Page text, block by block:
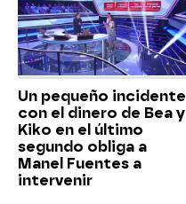
Un pequeño incidente
con el dinero de Bea y
Kiko en el último
segundo obliga a
Manel Fuentes a
intervenir